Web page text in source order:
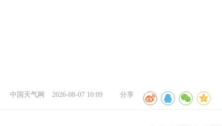
中国天气网 2026-08-07 10:09 分享